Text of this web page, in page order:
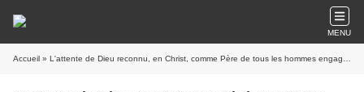
MENU
Accueil » L'attente de Dieu reconnu, en Christ, comme Père de tous les hommes engage à l’action concrète, chemin des théologies vers l’harmonie